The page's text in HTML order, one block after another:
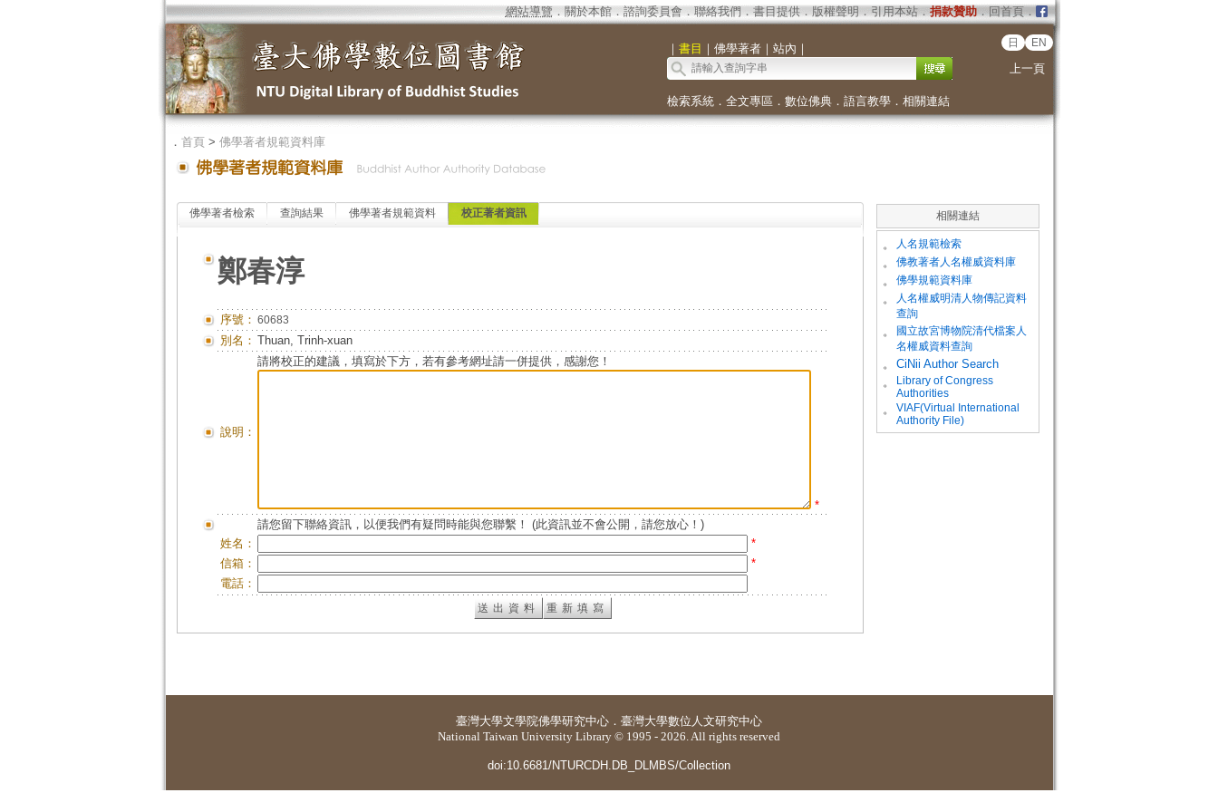
網站導覽 ． 關於本館． 諮詢委員會． 聯絡我們 ． 書目提供． 版權聲明 ． 引用本站． 捐款贊助．回首頁．
｜ 書目 ｜ 佛學著者｜ 站內 ｜ 日 EN
上一頁
檢索系統． 全文專區 ． 數位佛典． 語言教學． 相關連結
． 首頁> 佛學著者規範資料庫
佛學著者檢索 查詢結果 佛學著者規範資料 校正著者資訊
鄭春淳
序號： 60683
別名： Thuan, Trinh-xuan
說明：
請將校正的建議，填寫於下方，若有參考網址請一併提供，感謝您！
*
請您留下聯絡資訊，以便我們有疑問時能與您聯繫！ (此資訊並不會公開，請您放心！)
姓名：
*
信箱：
*
電話：
相關連結
。 人名規範檢索
。 佛教著者人名權威資料庫
。 佛學規範資料庫
。
人名權威明清人物傳記資料
查詢
。
國立故宮博物院清代檔案人
名權威資料查詢
。
CiNii Author Search
。
Library of Congress
Authorities
。
VIAF(Virtual International
Authority File)
臺灣大學文學院佛學研究中心 ． 臺灣大學數位人文研究中心
National Taiwan University Library © 1995 - 2026. All rights reserved
doi:10.6681/NTURCDH.DB_DLMBS/Collection